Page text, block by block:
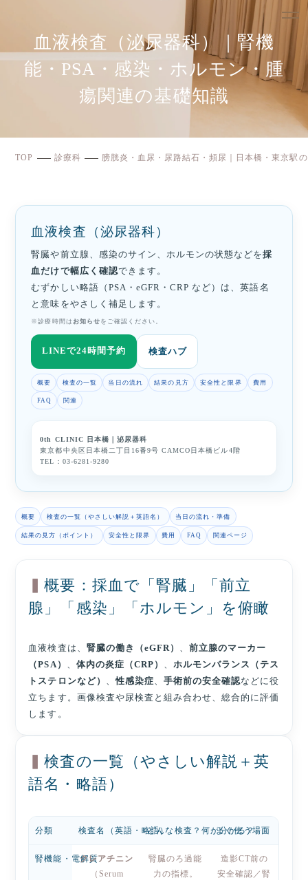
血液検査（泌尿器科）｜腎機
能・PSA・感染・ホルモン・腫
瘍関連の基礎知識
TOP 診療科 膀胱炎・血尿・尿路結石・頻尿｜日本橋・東京駅
血液検査（泌尿器科）
腎臓や前立腺、感染のサイン、ホルモンの状態などを採
血だけで幅広く確認できます。
むずかしい略語（PSA・eGFR・CRP など）は、英語名
と意味をやさしく補足します。
※診療時間は お知らせ をご確認ください。
LINEで24時間予約 検査ハブ
概要 検査の一覧 当日の流れ 結果の見方 安全性と限界 費用
FAQ 関連
0th CLINIC 日本橋｜泌尿器科
東京都中央区日本橋二丁目16番9号 CAMCO日本橋ビル4階
TEL： 03-6281-9280
概要 検査の一覧（やさしい解説＋英語名） 当日の流れ・準備
結果の見方（ポイント） 安全性と限界 費用 FAQ 関連ページ
概要：採血で「腎臓」「前立
腺」「感染」「ホルモン」を俯瞰
血液検査は、 腎臓の働き（eGFR） 、前立腺のマーカー
（PSA）
体内の炎症（CRP） 、ホルモンバランス（テス
トステロンなど）
、性感染症 手術前の安全確認などに役
立ちます。画像検査や尿検査と組み合わせ、総合的に評価
します。
検査の一覧（やさしい解説＋英
語名・略語）
分類 検査名（英語・略語）どんな検査？何が分かる？
よく使う場面
腎機能・電解質クレアチニン
（Serum
腎臓のろ過能
力の指標。
造影CT前の
安全確認／腎